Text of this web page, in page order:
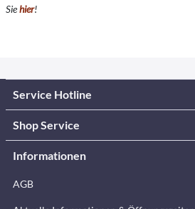
Siehier!
Service Hotline
Shop Service
Informationen
AGB